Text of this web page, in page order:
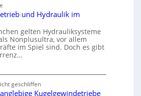
und Hydraulik im
gelten Hydrauliksysteme
Nonplusultra, vor allem
im Spiel sind. Doch es gibt
geschliffen
Kugelgewindetriebe